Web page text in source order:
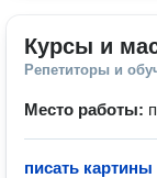
Курсы и
Репетиторы и
Место работы:
писать